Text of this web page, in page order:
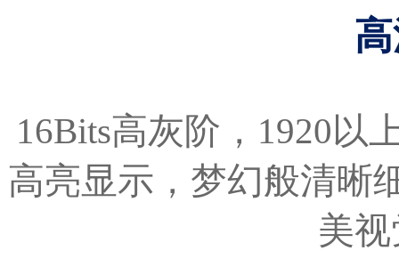
16Bits高灰阶，1920以
高亮显示，梦幻般清晰
美